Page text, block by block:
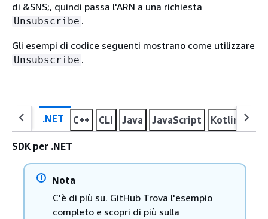
di &SNS;, quindi passa l'ARN a una richiesta
Unsubscribe .
Gli esempi di codice seguenti mostrano come utilizzare
Unsubscribe .
.NET C++ CLI Java JavaScript Kotlin PHP
SDK per .NET
Nota
C'è di più su. GitHub Trova l'esempio
completo e scopri di più sulla